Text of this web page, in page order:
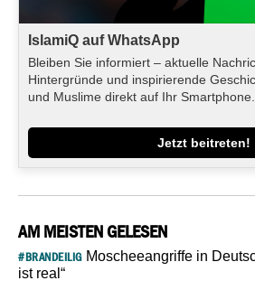
IslamiQ auf WhatsApp
Bleiben Sie informiert – aktuelle
Hintergründe und inspirierende
und Muslime direkt auf Ihr Smartphone.
Jetzt beitreten!
AM MEISTEN GELESEN
#BRANDEILIGMoscheeangriffe in
ist real“